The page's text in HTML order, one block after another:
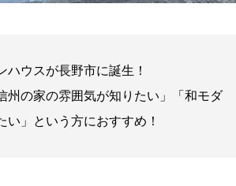
ハウスが長野市に誕生！
州の家の雰囲気が知りたい」「和モダ
い」という方におすすめ！